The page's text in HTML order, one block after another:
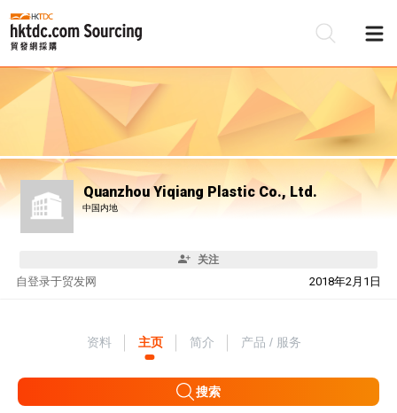
Quanzhou Yiqiang Plastic Co., Ltd.
中国内地
关注
自 2018年2月1日
登录于贸发网
资料 主页 简介 产品 / 服务
搜索